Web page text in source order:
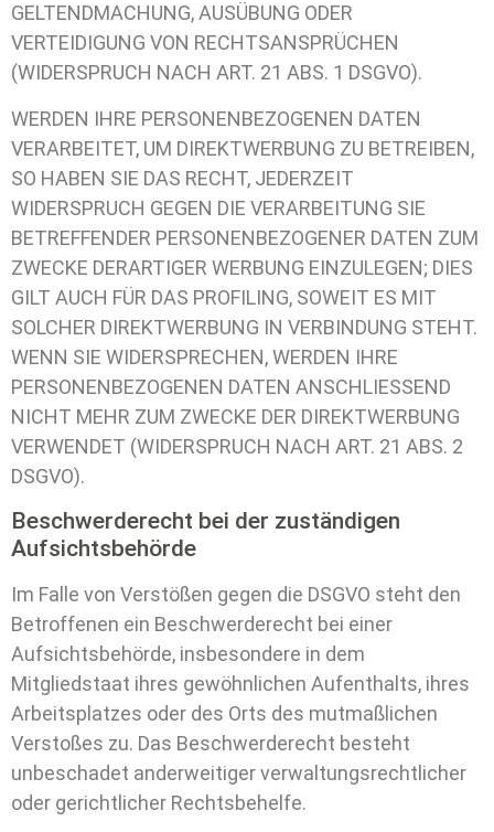
GELTENDMACHUNG, AUSÜBUNG ODER
VERTEIDIGUNG VON RECHTSANSPRÜCHEN
(WIDERSPRUCH NACH ART. 21 ABS. 1 DSGVO).
WERDEN IHRE PERSONENBEZOGENEN DATEN
VERARBEITET, UM DIREKTWERBUNG ZU BETREIBEN,
SO HABEN SIE DAS RECHT, JEDERZEIT
WIDERSPRUCH GEGEN DIE VERARBEITUNG SIE
BETREFFENDER PERSONENBEZOGENER DATEN ZUM
ZWECKE DERARTIGER WERBUNG EINZULEGEN; DIES
GILT AUCH FÜR DAS PROFILING, SOWEIT ES MIT
SOLCHER DIREKTWERBUNG IN VERBINDUNG STEHT.
WENN SIE WIDERSPRECHEN, WERDEN IHRE
PERSONENBEZOGENEN DATEN ANSCHLIESSEND
NICHT MEHR ZUM ZWECKE DER DIREKTWERBUNG
VERWENDET (WIDERSPRUCH NACH ART. 21 ABS. 2
DSGVO).
Beschwerde­recht bei der zuständigen
Aufsichts­behörde
Im Falle von Verstößen gegen die DSGVO steht den
Betroffenen ein Beschwerderecht bei einer
Aufsichtsbehörde, insbesondere in dem
Mitgliedstaat ihres gewöhnlichen Aufenthalts, ihres
Arbeitsplatzes oder des Orts des mutmaßlichen
Verstoßes zu. Das Beschwerderecht besteht
unbeschadet anderweitiger verwaltungsrechtlicher
oder gerichtlicher Rechtsbehelfe.